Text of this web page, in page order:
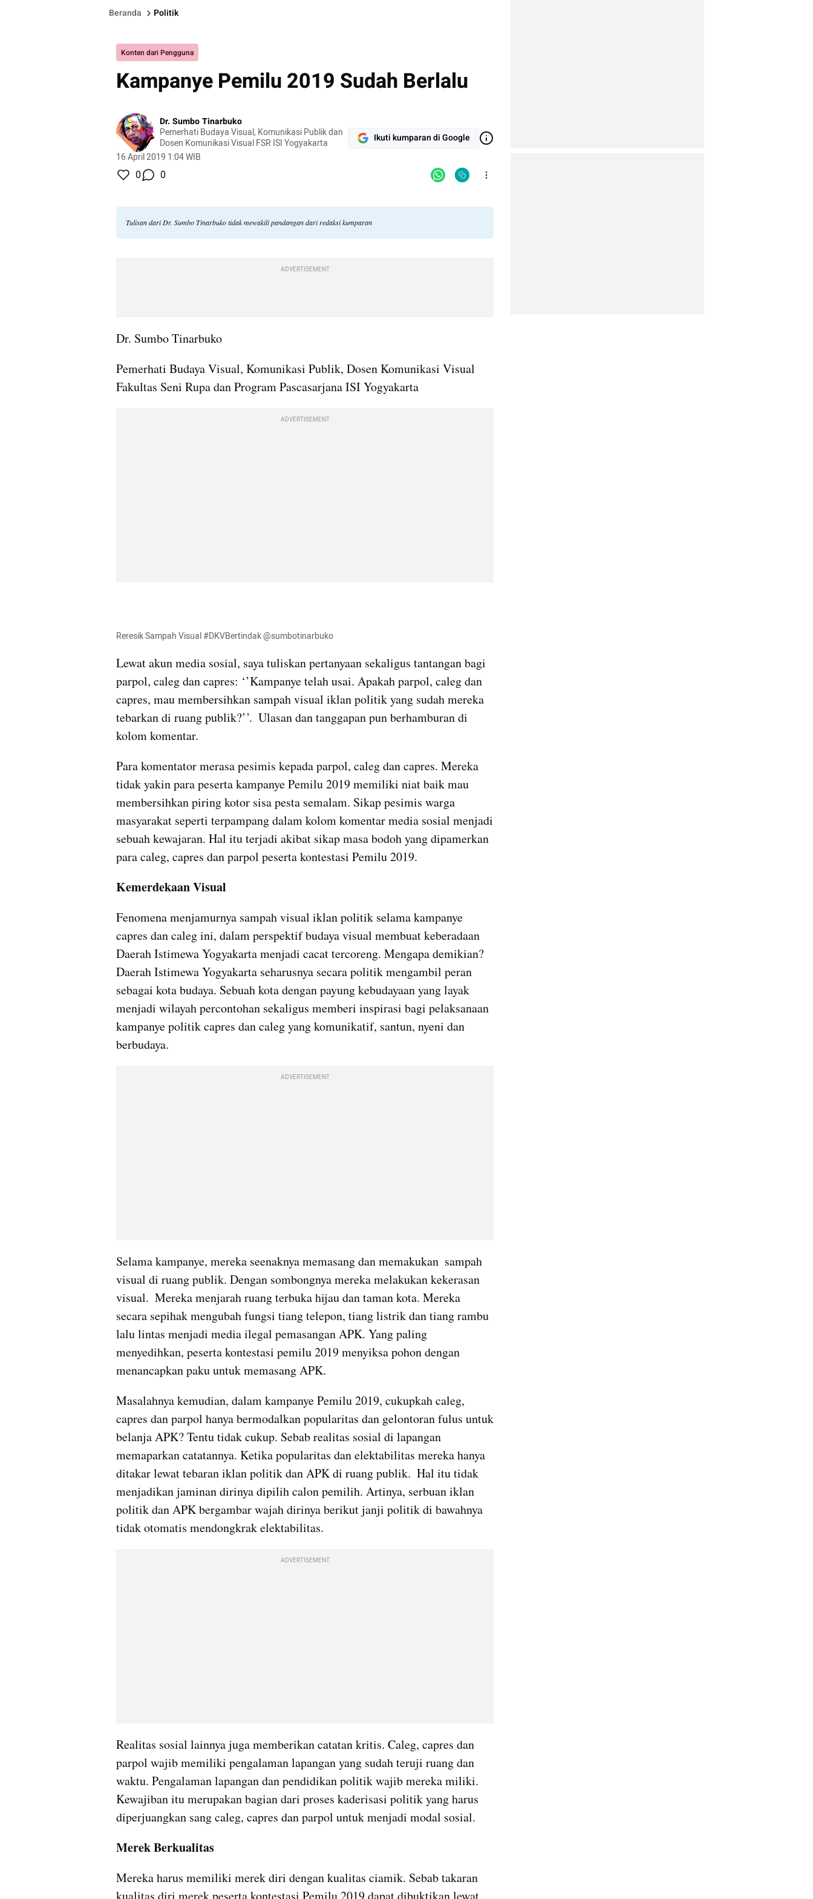
Beranda Politik
Konten dari Pengguna
Kampanye Pemilu 2019 Sudah Berlalu
Dr. Sumbo Tinarbuko
Pemerhati Budaya Visual, Komunikasi Publik dan
Dosen Komunikasi Visual FSR ISI Yogyakarta
16 April 2019 1:04 WIB
Ikuti kumparan di Google
0 0
Tulisan dari Dr. Sumbo Tinarbuko tidak mewakili pandangan dari redaksi kumparan
ADVERTISEMENT
Dr. Sumbo Tinarbuko
Pemerhati Budaya Visual, Komunikasi Publik, Dosen Komunikasi Visual
Fakultas Seni Rupa dan Program Pascasarjana ISI Yogyakarta
ADVERTISEMENT
Reresik Sampah Visual #DKVBertindak @sumbotinarbuko
Lewat akun media sosial, saya tuliskan pertanyaan sekaligus tantangan bagi
parpol, caleg dan capres: ‘’Kampanye telah usai. Apakah parpol, caleg dan
capres, mau membersihkan sampah visual iklan politik yang sudah mereka
tebarkan di ruang publik?’’.  Ulasan dan tanggapan pun berhamburan di
kolom komentar.
Para komentator merasa pesimis kepada parpol, caleg dan capres. Mereka
tidak yakin para peserta kampanye Pemilu 2019 memiliki niat baik mau
membersihkan piring kotor sisa pesta semalam. Sikap pesimis warga
masyarakat seperti terpampang dalam kolom komentar media sosial menjadi
sebuah kewajaran. Hal itu terjadi akibat sikap masa bodoh yang dipamerkan
para caleg, capres dan parpol peserta kontestasi Pemilu 2019.
Kemerdekaan Visual
Fenomena menjamurnya sampah visual iklan politik selama kampanye
capres dan caleg ini, dalam perspektif budaya visual membuat keberadaan
Daerah Istimewa Yogyakarta menjadi cacat tercoreng. Mengapa demikian?
Daerah Istimewa Yogyakarta seharusnya secara politik mengambil peran
sebagai kota budaya. Sebuah kota dengan payung kebudayaan yang layak
menjadi wilayah percontohan sekaligus memberi inspirasi bagi pelaksanaan
kampanye politik capres dan caleg yang komunikatif, santun, nyeni dan
berbudaya.
ADVERTISEMENT
Selama kampanye, mereka seenaknya memasang dan memakukan  sampah
visual di ruang publik. Dengan sombongnya mereka melakukan kekerasan
visual.  Mereka menjarah ruang terbuka hijau dan taman kota. Mereka
secara sepihak mengubah fungsi tiang telepon, tiang listrik dan tiang rambu
lalu lintas menjadi media ilegal pemasangan APK. Yang paling
menyedihkan, peserta kontestasi pemilu 2019 menyiksa pohon dengan
menancapkan paku untuk memasang APK.
Masalahnya kemudian, dalam kampanye Pemilu 2019, cukupkah caleg,
capres dan parpol hanya bermodalkan popularitas dan gelontoran fulus untuk
belanja APK? Tentu tidak cukup. Sebab realitas sosial di lapangan
memaparkan catatannya. Ketika popularitas dan elektabilitas mereka hanya
ditakar lewat tebaran iklan politik dan APK di ruang publik.  Hal itu tidak
menjadikan jaminan dirinya dipilih calon pemilih. Artinya, serbuan iklan
politik dan APK bergambar wajah dirinya berikut janji politik di bawahnya
tidak otomatis mendongkrak elektabilitas.
ADVERTISEMENT
Realitas sosial lainnya juga memberikan catatan kritis. Caleg, capres dan
parpol wajib memiliki pengalaman lapangan yang sudah teruji ruang dan
waktu. Pengalaman lapangan dan pendidikan politik wajib mereka miliki.
Kewajiban itu merupakan bagian dari proses kaderisasi politik yang harus
diperjuangkan sang caleg, capres dan parpol untuk menjadi modal sosial.
Merek Berkualitas
Mereka harus memiliki merek diri dengan kualitas ciamik. Sebab takaran
kualitas diri merek peserta kontestasi Pemilu 2019 dapat dibuktikan lewat